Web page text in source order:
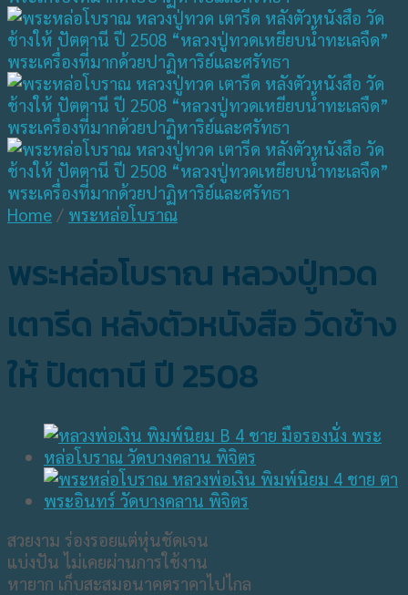
Home / พระหล่อโบราณ
พระหล่อโบราณ หลวงปู่ทวด
เตารีด หลังตัวหนังสือ วัดช้าง
ให้ ปัตตานี ปี 2508
สวยงาม ร่องรอยแต่หุ่นชัดเจน
แบ่งปัน ไม่เคยผ่านการใช้งาน
หายาก เก็บสะสมอนาคตราคาไปไกล